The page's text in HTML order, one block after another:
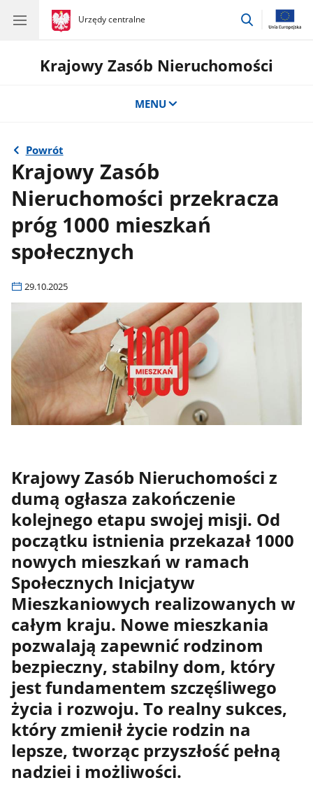
gov.pl
Urzędy centralne
gov.pl
Urzędy
przejdź
Krajowy Zasób Nieruchomości
MENU
Powrót
Krajowy Zasób
Nieruchomości przekracza
próg 1000 mieszkań
społecznych
29.10.2025
Krajowy Zasób Nieruchomości z
dumą ogłasza zakończenie
kolejnego etapu swojej misji. Od
początku istnienia przekazał 1000
nowych mieszkań w ramach
Społecznych Inicjatyw
Mieszkaniowych realizowanych w
całym kraju. Nowe mieszkania
pozwalają zapewnić rodzinom
bezpieczny, stabilny dom, który
jest fundamentem szczęśliwego
życia i rozwoju. To realny sukces,
który zmienił życie rodzin na
lepsze, tworząc przyszłość pełną
nadziei i możliwości.